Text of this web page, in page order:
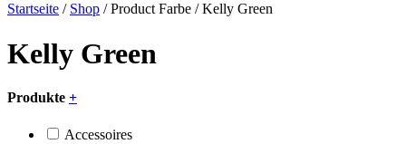
Startseite / Shop / Product Farbe / Kelly Green
Kelly Green
Produkte +
Accessoires